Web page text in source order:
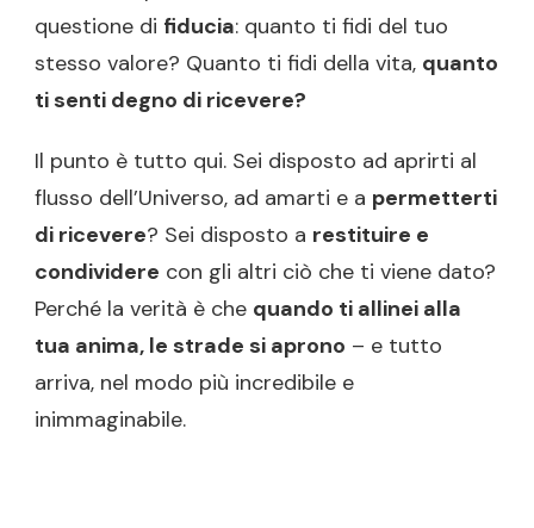
questione di fiducia: quanto ti fidi del tuo
stesso valore? Quanto ti fidi della vita, quanto
ti senti degno di ricevere?
Il punto è tutto qui. Sei disposto ad aprirti al
flusso dell’Universo, ad amarti e a permetterti
di ricevere? Sei disposto a restituire e
condividere con gli altri ciò che ti viene dato?
Perché la verità è che quando ti allinei alla
tua anima, le strade si aprono – e tutto
arriva, nel modo più incredibile e
inimmaginabile.